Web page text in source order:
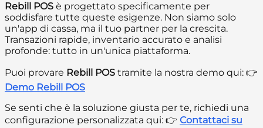
Rebill POS è progettato specificamente per
soddisfare tutte queste esigenze. Non siamo solo
un'app di cassa, ma il tuo partner per la crescita.
Transazioni rapide, inventario accurato e analisi
profonde: tutto in un'unica piattaforma.
Puoi provare Rebill POS tramite la nostra demo qui: 👉
Demo Rebill POS
Se senti che è la soluzione giusta per te, richiedi una
configurazione personalizzata qui: 👉 Contattaci su